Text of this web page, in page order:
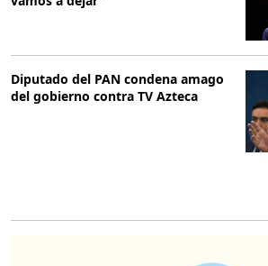
Diputado del PAN condena amago
del gobierno contra TV Azteca